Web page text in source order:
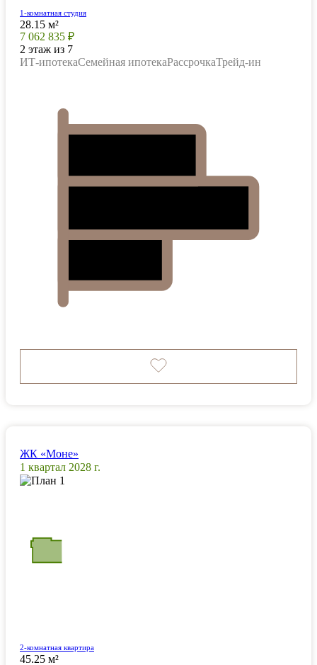
1-комнатная студия
28.15 м²
7 062 835 ₽
2 этаж из 7
ИТ-ипотекаСемейная ипотекаРассрочкаТрейд-ин
ЖК «Моне»
1 квартал 2028 г.
2-комнатная квартира
45.25 м²